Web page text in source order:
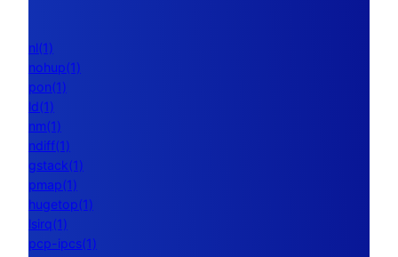
nl(1)
nohup(1)
pon(1)
ld(1)
nm(1)
ndiff(1)
gstack(1)
pmap(1)
hugetop(1)
lsirq(1)
pcp-ipcs(1)